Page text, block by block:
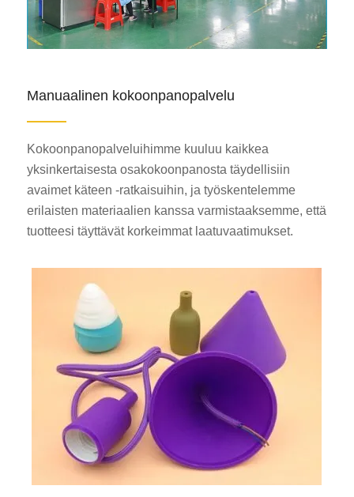
Manuaalinen kokoonpanopalvelu
Kokoonpanopalveluihimme kuuluu kaikkea
yksinkertaisesta osakokoonpanosta täydellisiin
avaimet käteen -ratkaisuihin, ja työskentelemme
erilaisten materiaalien kanssa varmistaaksemme, että
tuotteesi täyttävät korkeimmat laatuvaatimukset.